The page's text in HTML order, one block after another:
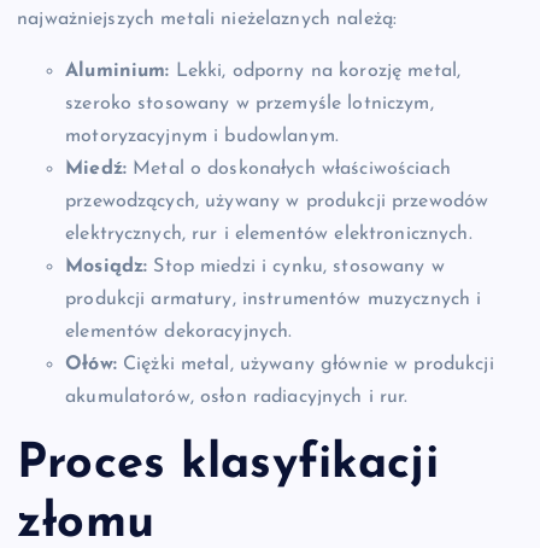
najważniejszych metali nieżelaznych należą:
Aluminium: Lekki, odporny na korozję metal,
szeroko stosowany w przemyśle lotniczym,
motoryzacyjnym i budowlanym.
Miedź:Metal o doskonałych właściwościach
przewodzących, używany w produkcji przewodów
elektrycznych, rur i elementów elektronicznych.
Mosiądz: Stop miedzi i cynku, stosowany w
produkcji armatury, instrumentów muzycznych i
elementów dekoracyjnych.
Ołów:Ciężki metal, używany głównie w produkcji
akumulatorów, osłon radiacyjnych i rur.
Proces klasyfikacji
złomu